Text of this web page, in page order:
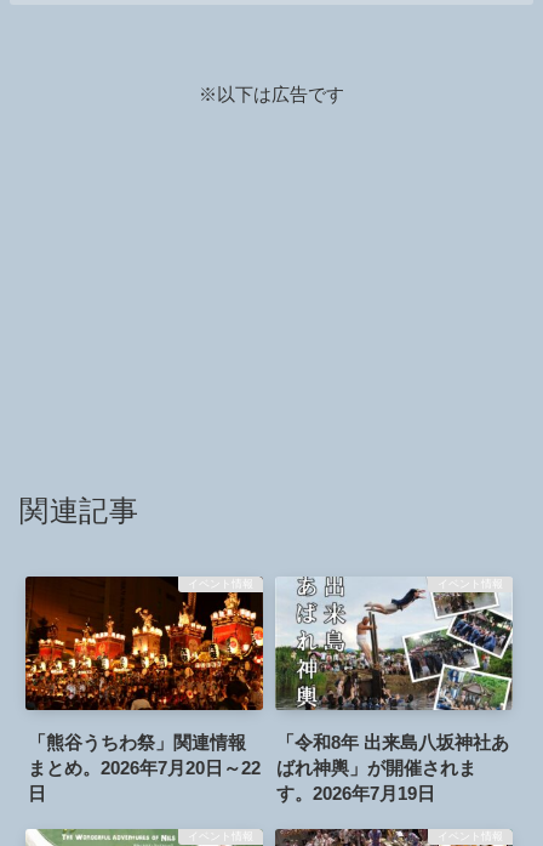
※以下は広告です
関連記事
イベント情報
「熊谷うちわ祭」関連情報
まとめ。2026年7月20日～22
日
イベント情報
「令和8年 出来島八坂神社あ
ばれ神輿」が開催されま
す。2026年7月19日
イベント情報 イベント情報